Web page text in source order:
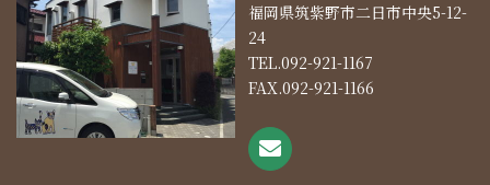
福岡県筑紫野市二日市中央5-12-
24
TEL.092-921-1167
FAX.092-921-1166